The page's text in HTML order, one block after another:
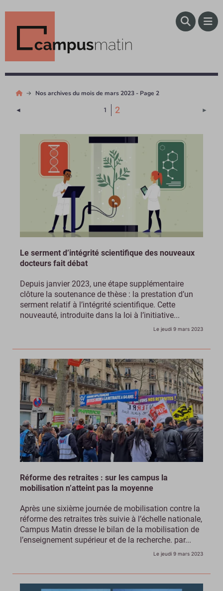
Nos archives du mois de mars 2023 - Page 2
◄ 1 2 ►
Le serment d’intégrité scientifique des nouveaux
docteurs fait débat
Depuis janvier 2023, une étape supplémentaire
clôture la soutenance de thèse : la prestation d’un
serment relatif à l’intégrité scientifique. Cette
nouveauté, introduite dans la loi à l’initiative...
Le jeudi 9 mars 2023
Réforme des retraites : sur les campus la
mobilisation n’atteint pas la moyenne
Après une sixième journée de mobilisation contre la
réforme des retraites très suivie à l’échelle nationale,
Campus Matin dresse le bilan de la mobilisation de
l’enseignement supérieur et de la recherche. par...
Le jeudi 9 mars 2023